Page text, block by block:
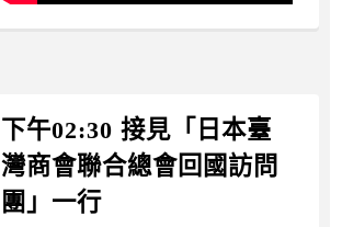
下午02:30 接見「日本臺
灣商會聯合總會回國訪問
團」一行